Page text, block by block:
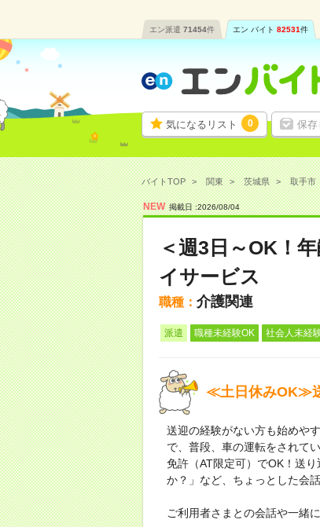
エン派遣 71454件 エン バイト 82531件
気になるリスト 0 保存
バイトTOP 関東 茨城県 取手市
NEW 掲載日 :2026/08/04
＜週3日～OK！
イサービス
職種： 介護関連
派遣 職種未経験OK 社会人未経
≪土日休みOK≫
送迎の経験がない方も始めや
で、普段、車の運転をされて
免許（AT限定可）でOK！送
か？」など、ちょっとした会話
ご利用者さまとの会話や一緒